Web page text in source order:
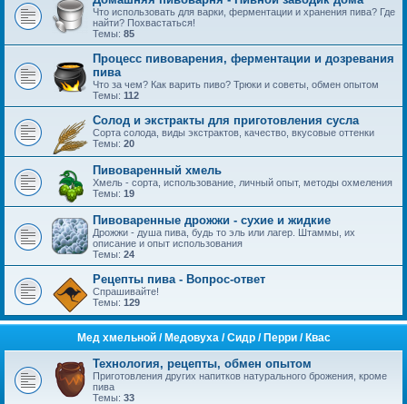
Что использовать для варки, ферментации и хранения пива? Где
найти? Похвастаться!
Темы: 85
Процесс пивоварения, ферментации и дозревания
пива
Что за чем? Как варить пиво? Трюки и советы, обмен опытом
Темы: 112
Солод и экстракты для приготовления сусла
Сорта солода, виды экстрактов, качество, вкусовые оттенки
Темы: 20
Пивоваренный хмель
Хмель - сорта, использование, личный опыт, методы охмеления
Темы: 19
Пивоваренные дрожжи - сухие и жидкие
Дрожжи - душа пива, будь то эль или лагер. Штаммы, их
описание и опыт использования
Темы: 24
Рецепты пива - Вопрос-ответ
Спрашивайте!
Темы: 129
Mед хмельной / Медовуха / Сидр / Перри / Квас
Технология, рецепты, обмен опытом
Приготовления других напитков натурального брожения, кроме
пива
Темы: 33